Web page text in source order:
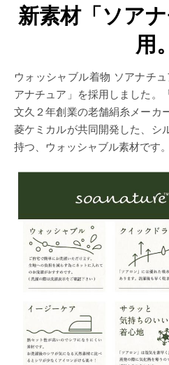
新素材「ソア
用。
ウォッシャブル着物 ソアナチ
アナチュア」を採用しました。
文久２年創業の老舗絹糸メーカ
菱ケミカルが共同開発した、シ
持つ、ウォッシャブル素材です。